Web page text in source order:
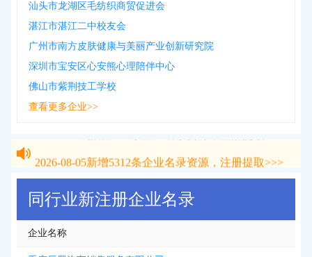
汕头市龙湖区毛纺织商贸促进会
湛江市湛江二中校友会
广州市南方皮肤健康与美丽产业创新研究院
深圳市宝安区心安熊心理陪伴中心
佛山市紫荆技工学校
查看更多企业>>
2026-08-05新增5312条企业名录资源，注册提取>>>
同行业新注册企业名录
企业名称